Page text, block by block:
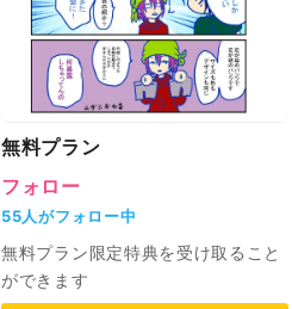
無料プラン
フォロー
55人がフォロー中
無料プラン限定特典を受け取ること
ができます